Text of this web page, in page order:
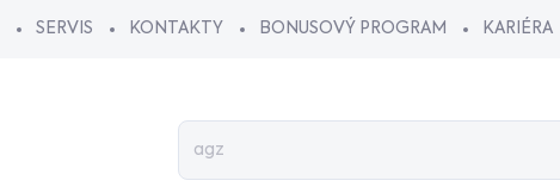
SERVIS KONTAKTY BONUSOVÝ PROGRAM KARIÉRA